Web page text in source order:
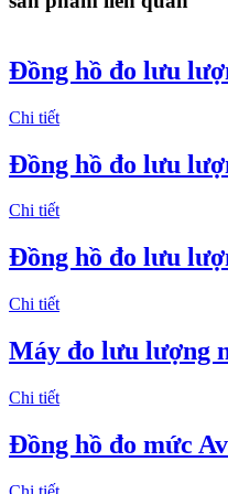
Đồng hồ đo lưu
Chi tiết
Đồng hồ đo lưu
Chi tiết
Đồng hồ đo lưu
Chi tiết
Máy đo lưu lượng
Chi tiết
Đồng hồ đo mức